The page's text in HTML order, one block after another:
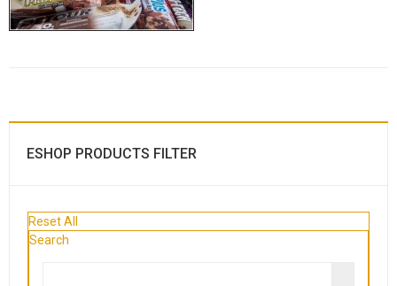
ESHOP PRODUCTS FILTER
Reset All
Search